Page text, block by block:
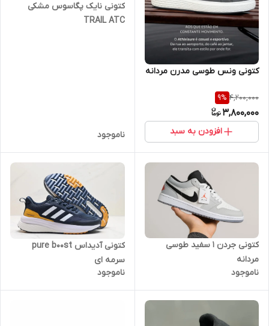
کتونی ونس طوسی مدرن مردانه
4,200,000
9%
3,800,000
افزودن به سبد
کتونی نایک پگاسوس مشکی
TRAIL ATC
ناموجود
کتونی جردن ۱ سفید طوسی
مردانه
ناموجود
کتونی آدیداس pure b00st
سرمه ای
ناموجود